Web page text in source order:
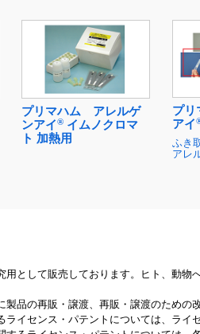
プリマハム アレルゲ
ンアイ® イムノクロマ
ト 加熱用
プリ
アイ
ふき
アレ
用として販売しております。ヒト、動
製品の再販・譲渡、再販・譲渡のための
ライセンス・パテントについては、ライ